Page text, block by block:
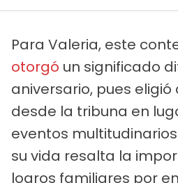
Para Valeria, este
otorgó un significado
aniversario, pues
desde la tribuna en
eventos
su vida resalta la
logros familiares por